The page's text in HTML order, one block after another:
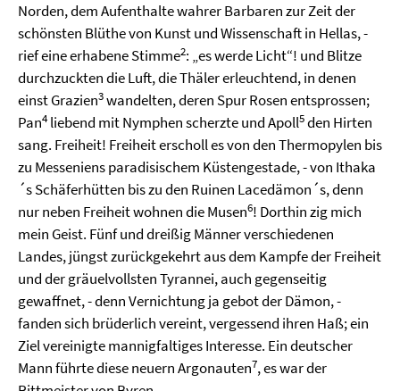
Norden, dem Aufenthalte wahrer Barbaren zur Zeit der
schönsten Blüthe von Kunst und Wissenschaft in Hellas, -
rief eine erhabene Stimme2: „es werde Licht“! und Blitze
durchzuckten die Luft, die Thäler erleuchtend, in denen
einst Grazien3wandelten, deren Spur Rosen entsprossen;
Pan4liebend mit Nymphen scherzte und Apoll5den Hirten
sang. Freiheit! Freiheit erscholl es von den Thermopylen bis
zu Messeniens paradisischem Küstengestade, - von Ithaka
´s Schäferhütten bis zu den Ruinen Lacedämon´s, denn
nur neben Freiheit wohnen die Musen6! Dorthin zig mich
mein Geist. Fünf und dreißig Männer verschiedenen
Landes, jüngst zurückgekehrt aus dem Kampfe der Freiheit
und der gräuelvollsten Tyrannei, auch gegenseitig
gewaffnet, - denn Vernichtung ja gebot der Dämon, -
fanden sich brüderlich vereint, vergessend ihren Haß; ein
Ziel vereinigte mannigfaltiges Interesse. Ein deutscher
Mann führte diese neuern Argonauten7, es war der